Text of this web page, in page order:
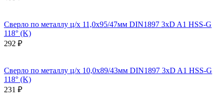
Сверло по металлу ц/х 11,0x95/47мм DIN1897 3xD A1 HSS-G
118° (K)
292 ₽
Сверло по металлу ц/х 10,0x89/43мм DIN1897 3xD A1 HSS-G
118° (K)
231 ₽